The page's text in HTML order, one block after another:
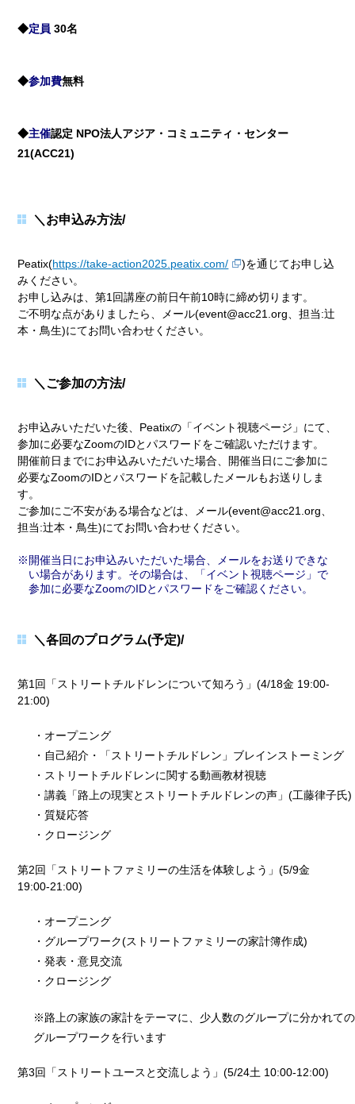
◆定員 30名
◆参加費無料
◆主催認定 NPO法人アジア・コミュニティ・センター
21(ACC21)
＼お申込み方法/
Peatix(https://take-action2025.peatix.com/
)を通じてお申し込
みください。
お申し込みは、第1回講座の前日午前10時に締め切ります。
ご不明な点がありましたら、メール(event@acc21.org、担当:辻
本・鳥生)にてお問い合わせください。
＼ご参加の方法/
お申込みいただいた後、Peatixの「イベント視聴ページ」にて、
参加に必要なZoomのIDとパスワードをご確認いただけます。
開催前日までにお申込みいただいた場合、開催当日にご参加に
必要なZoomのIDとパスワードを記載したメールもお送りしま
す。
ご参加にご不安がある場合などは、メール(event@acc21.org、
担当:辻本・鳥生)にてお問い合わせください。
開催当日にお申込みいただいた場合、メールをお送りできな
い場合があります。その場合は、「イベント視聴ページ」で
参加に必要なZoomのIDとパスワードをご確認ください。
＼各回のプログラム(予定)/
第1回「ストリートチルドレンについて知ろう」(4/18金 19:00-
21:00)
・オープニング
・自己紹介・「ストリートチルドレン」ブレインストーミング
・ストリートチルドレンに関する動画教材視聴
・講義「路上の現実とストリートチルドレンの声」(工藤律子氏)
・質疑応答
・クロージング
第2回「ストリートファミリーの生活を体験しよう」(5/9金
19:00-21:00)
・オープニング
・グループワーク(ストリートファミリーの家計簿作成)
・発表・意見交流
・クロージング
※路上の家族の家計をテーマに、少人数のグループに分かれての
グループワークを行います
第3回「ストリートユースと交流しよう」(5/24土 10:00-12:00)